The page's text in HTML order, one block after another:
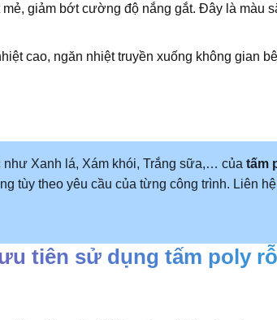
giảm bớt cường độ nắng gắt. Đây là màu
cao, ngăn nhiệt truyền xuống không gian
như Xanh lá, Xám khói, Trắng sữa,… củatấm
tùy theo yêu cầu của từng công trình. Liên hệ
tiên sử dụng tấm poly